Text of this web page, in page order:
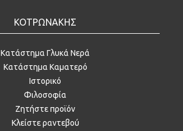
ΚΟΤΡΩΝΑΚΗΣ
Κατάστημα Γλυκά Νερά
Κατάστημα Καματερό
Ιστορικό
Φιλοσοφία
Ζητήστε προϊόν
Κλείστε ραντεβού